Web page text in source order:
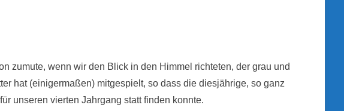
zumute, wenn wir den Blick in den Himmel richteten, der grau und
hat (einigermaßen) mitgespielt, so dass die diesjährige, so ganz
unseren vierten Jahrgang statt finden konnte.